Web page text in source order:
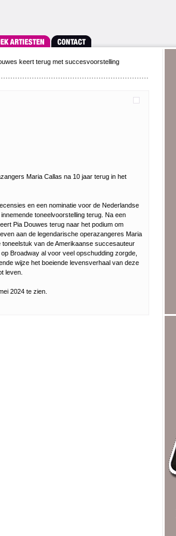
keert terug met succesvoorstelling
Maria Callas na 10 jaar terug in het
en een nominatie voor de Nederlandse
toneelvoorstelling terug. Na een
Pia Douwes terug naar het podium om
aan de legendarische operazangeres Maria
toneelstuk van de Amerikaanse succesauteur
Broadway al voor veel opschudding zorgde,
wijze het boeiende levensverhaal van deze
leven.
2024 te zien.